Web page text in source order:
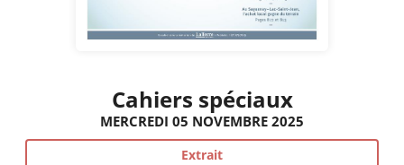
Cahiers spéciaux
MERCREDI 05 NOVEMBRE 2025
Extrait